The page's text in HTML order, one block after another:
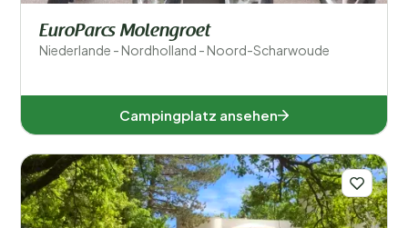
EuroParcs Molengroet
Niederlande - Nordholland - Noord-Scharwoude
Campingplatz ansehen